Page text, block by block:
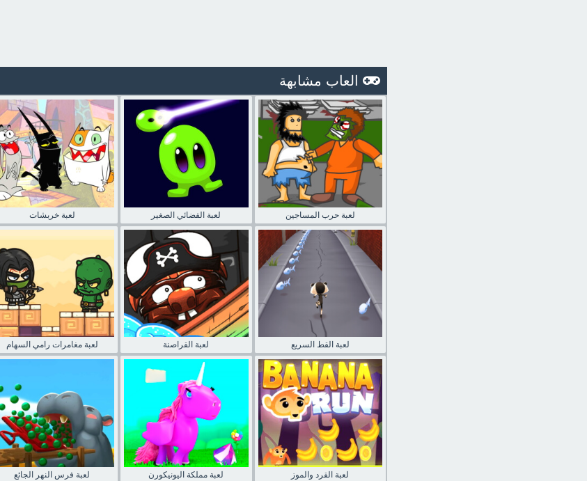
العاب مشابهة
لعبة خربشات لعبة الفضائي الصغير لعبة حرب المساجين
لعبة مغامرات رامي السهام لعبة القراصنة لعبة القط السريع
لعبة فرس النهر الجائع لعبة مملكة اليونيكورن لعبة القرد والموز